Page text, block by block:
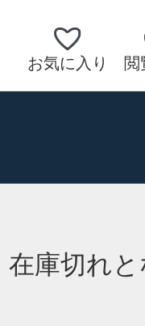
お気に入り 閲
在庫切れ